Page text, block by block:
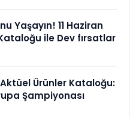
Yaşayın! 11 Haziran
ile Dev fırsatlar
Aktüel Ürünler Kataloğu:
Şampiyonası